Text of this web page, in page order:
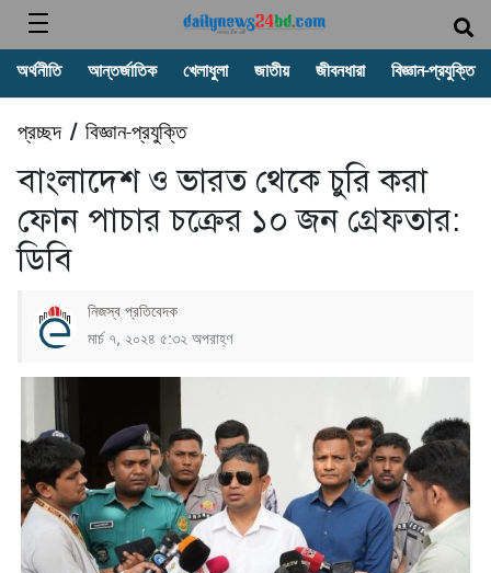
অর্থনীতি আন্তর্জাতিক খেলাধুলা জাতীয় জীবনধারা বিজ্ঞান-প্রযুক্তি
প্রচ্ছদ/ বিজ্ঞান-প্রযুক্তি
বাংলাদেশ ও ভারত থেকে চুরি করা
ফোন পাচার চক্রের ১০ জন গ্রেফতার:
ডিবি
নিজস্ব প্রতিবেদক
মার্চ ৭, ২০২৪ ৫:৩২ অপরাহ্ণ